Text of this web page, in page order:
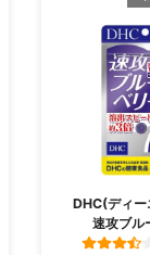
DHC(ディー
速攻ブル